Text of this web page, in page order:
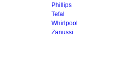
Phillips
Tefal
Whirlpool
Zanussi